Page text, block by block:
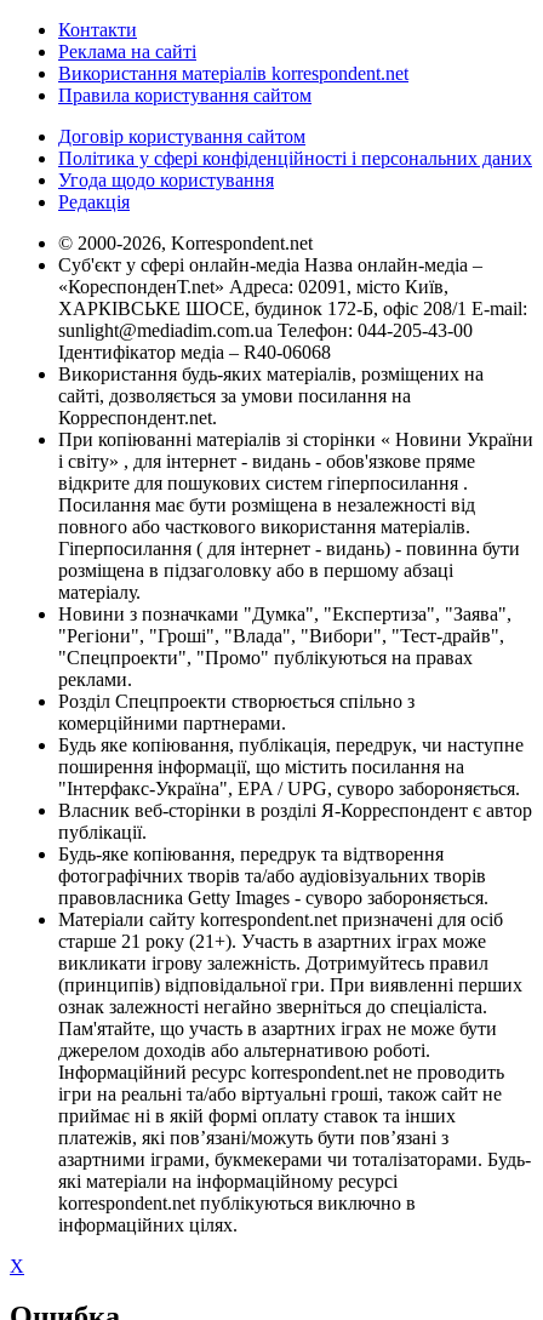
Контакти
Реклама на сайті
Використання матеріалів korrespondent.net
Правила користування сайтом
Договір користування сайтом
Політика у сфері конфіденційності і персональних даних
Угода щодо користування
Редакція
© 2000-2026, Korrespondent.net
Суб'єкт у сфері онлайн-медіа Назва онлайн-медіа –
«КореспонденТ.net» Адреса: 02091, місто Київ,
ХАРКІВСЬКЕ ШОСЕ, будинок 172-Б, офіс 208/1 E-mail:
sunlight@mediadim.com.ua Телефон: 044-205-43-00
Ідентифікатор медіа – R40-06068
Використання будь-яких матеріалів, розміщених на
сайті, дозволяється за умови посилання на
Корреспондент.net.
При копіюванні матеріалів зі сторінки « Новини України
і світу» , для інтернет - видань - обов'язкове пряме
відкрите для пошукових систем гіперпосилання .
Посилання має бути розміщена в незалежності від
повного або часткового використання матеріалів.
Гіперпосилання ( для інтернет - видань) - повинна бути
розміщена в підзаголовку або в першому абзаці
матеріалу.
Новини з позначками "Думка", "Експертиза", "Заява",
"Регіони", "Гроші", "Влада", "Вибори", "Тест-драйв",
"Спецпроекти", "Промо" публікуються на правах
реклами.
Розділ Спецпроекти створюється спільно з
комерційними партнерами.
Будь яке копіювання, публікація, передрук, чи наступне
поширення інформації, що містить посилання на
"Інтерфакс-Україна", EPA / UPG, суворо забороняється.
Власник веб-сторінки в розділі Я-Корреспондент є автор
публікації.
Будь-яке копіювання, передрук та відтворення
фотографічних творів та/або аудіовізуальних творів
правовласника Getty Images - суворо забороняється.
Матеріали сайту korrespondent.net призначені для осіб
старше 21 року (21+). Участь в азартних іграх може
викликати ігрову залежність. Дотримуйтесь правил
(принципів) відповідальної гри. При виявленні перших
ознак залежності негайно зверніться до спеціаліста.
Пам'ятайте, що участь в азартних іграх не може бути
джерелом доходів або альтернативою роботі.
Інформаційний ресурс korrespondent.net не проводить
ігри на реальні та/або віртуальні гроші, також сайт не
приймає ні в якій формі оплату ставок та інших
платежів, які пов’язані/можуть бути пов’язані з
азартними іграми, букмекерами чи тоталізаторами. Будь-
які матеріали на інформаційному ресурсі
korrespondent.net публікуються виключно в
інформаційних цілях.
X